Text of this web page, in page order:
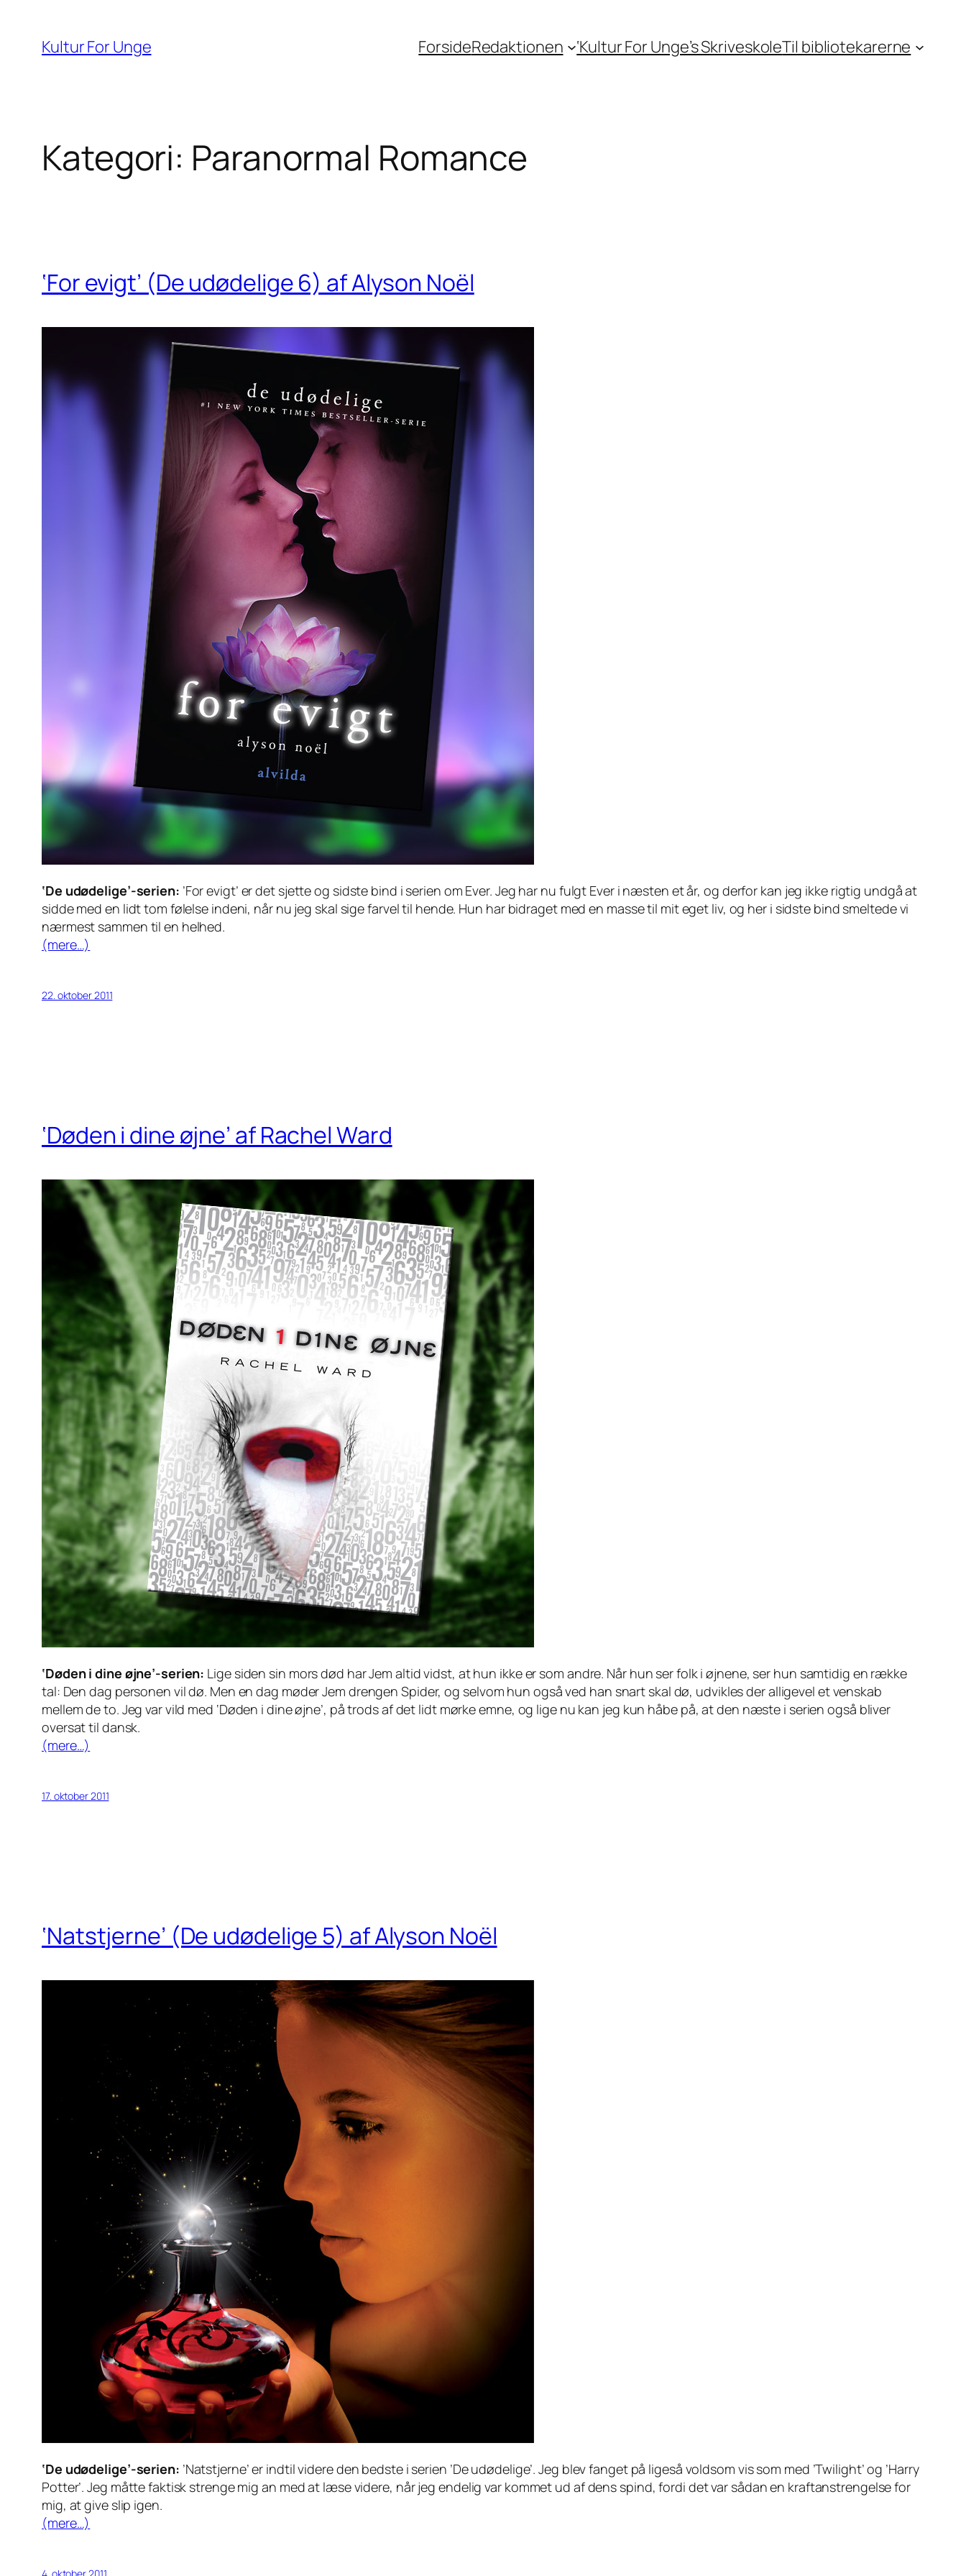
indhold
Kultur For Unge ForsideRedaktionen ‘Kultur For Unge’s SkriveskoleTil bibliotekarerne
Kategori: Paranormal Romance
‘For evigt’ (De udødelige 6) af Alyson Noël
‘De udødelige’-serien: ’For evigt’ er det sjette og sidste bind i serien om Ever. Jeg har nu fulgt Ever i næsten et år, og derfor kan jeg ikke rigtig undgå at
sidde med en lidt tom følelse indeni, når nu jeg skal sige farvel til hende. Hun har bidraget med en masse til mit eget liv, og her i sidste bind smeltede vi
nærmest sammen til en helhed.
(mere…)
22. oktober 2011
‘Døden i dine øjne’ af Rachel Ward
‘Døden i dine øjne’-serien: Lige siden sin mors død har Jem altid vidst, at hun ikke er som andre. Når hun ser folk i øjnene, ser hun samtidig en række
tal: Den dag personen vil dø. Men en dag møder Jem drengen Spider, og selvom hun også ved han snart skal dø, udvikles der alligevel et venskab
mellem de to. Jeg var vild med ‘Døden i dine øjne’, på trods af det lidt mørke emne, og lige nu kan jeg kun håbe på, at den næste i serien også bliver
oversat til dansk.
(mere…)
17. oktober 2011
‘Natstjerne’ (De udødelige 5) af Alyson Noël
‘De udødelige’-serien: ’Natstjerne’ er indtil videre den bedste i serien ’De udødelige’. Jeg blev fanget på ligeså voldsom vis som med ’Twilight’ og ’Harry
Potter’. Jeg måtte faktisk strenge mig an med at læse videre, når jeg endelig var kommet ud af dens spind, fordi det var sådan en kraftanstrengelse for
mig, at give slip igen.
(mere…)